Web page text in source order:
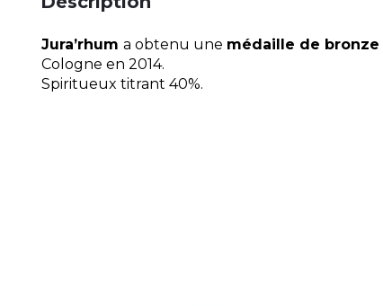
Jura’rhum a obtenu une médaille de bronze
Cologne en 2014.
Spiritueux titrant 40%.